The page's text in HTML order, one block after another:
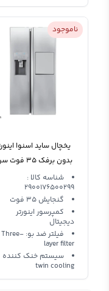
ناموجود
یخچال ساید اسنوا
بدون برفک 35
هایپر S8-2350SS Snowa
شناسه کالا :
2900176500299
گنجایش 35 فوت
کمپرسور اینورتر
دیجیتال
فيلتر ضد بو: Three-
layer filter
سیستم خنک کننده
twin cooling